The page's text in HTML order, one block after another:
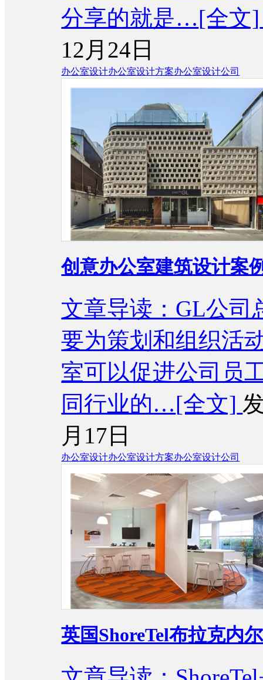
分享的就是…[全文]
12月24日
办公室设计办公室设计方案办公室设计公司
创意办公室建筑设计案
文章导读：GL公司
要为策划和组织活
室可以促进公司员
同行业的…[全文]
月17日
办公室设计办公室设计方案办公室设计公司
英国ShoreTel布拉克内